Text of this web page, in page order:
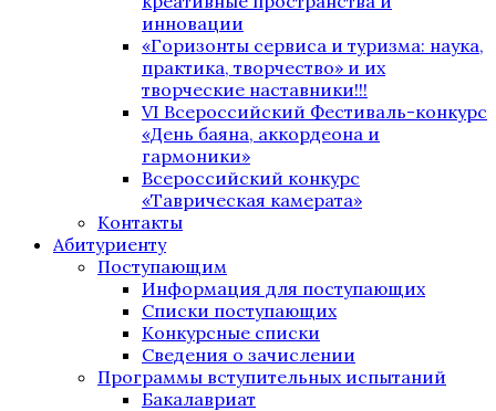
инновации
«Горизонты сервиса и туризма: наука,
практика, творчество» и их
творческие наставники!!!
VI Всероссийский Фестиваль-конкурс
«День баяна, аккордеона и
гармоники»
Всероссийский конкурс
«Таврическая камерата»
Контакты
Абитуриенту
Поступающим
Информация для поступающих
Списки поступающих
Конкурсные списки
Сведения о зачислении
Программы вступительных испытаний
Бакалавриат